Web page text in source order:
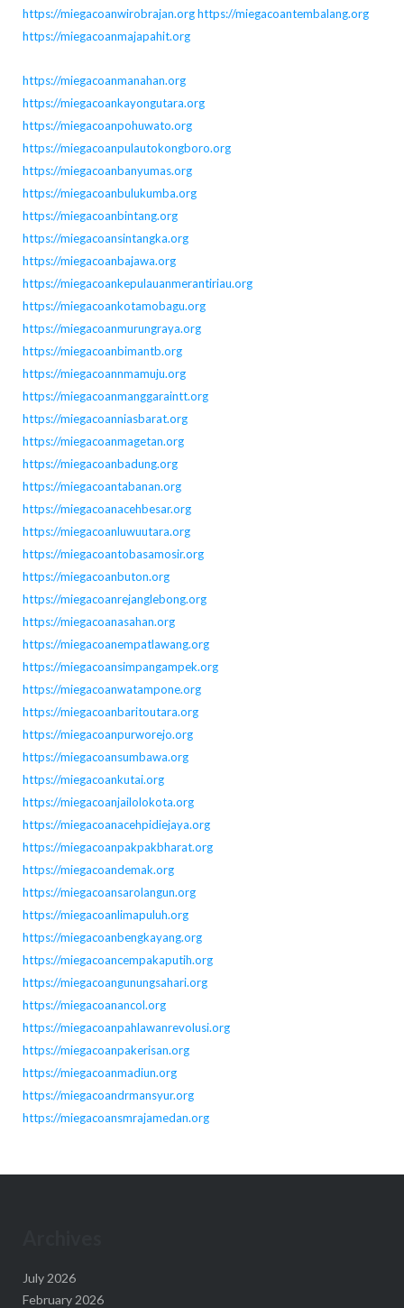
https://miegacoanwirobrajan.orghttps://miegacoantembalang.org
https://miegacoanmajapahit.org
https://miegacoanmanahan.org
https://miegacoankayongutara.org
https://miegacoanpohuwato.org
https://miegacoanpulautokongboro.org
https://miegacoanbanyumas.org
https://miegacoanbulukumba.org
https://miegacoanbintang.org
https://miegacoansintangka.org
https://miegacoanbajawa.org
https://miegacoankepulauanmerantiriau.org
https://miegacoankotamobagu.org
https://miegacoanmurungraya.org
https://miegacoanbimantb.org
https://miegacoannmamuju.org
https://miegacoanmanggaraintt.org
https://miegacoanniasbarat.org
https://miegacoanmagetan.org
https://miegacoanbadung.org
https://miegacoantabanan.org
https://miegacoanacehbesar.org
https://miegacoanluwuutara.org
https://miegacoantobasamosir.org
https://miegacoanbuton.org
https://miegacoanrejanglebong.org
https://miegacoanasahan.org
https://miegacoanempatlawang.org
https://miegacoansimpangampek.org
https://miegacoanwatampone.org
https://miegacoanbaritoutara.org
https://miegacoanpurworejo.org
https://miegacoansumbawa.org
https://miegacoankutai.org
https://miegacoanjailolokota.org
https://miegacoanacehpidiejaya.org
https://miegacoanpakpakbharat.org
https://miegacoandemak.org
https://miegacoansarolangun.org
https://miegacoanlimapuluh.org
https://miegacoanbengkayang.org
https://miegacoancempakaputih.org
https://miegacoangunungsahari.org
https://miegacoanancol.org
https://miegacoanpahlawanrevolusi.org
https://miegacoanpakerisan.org
https://miegacoanmadiun.org
https://miegacoandrmansyur.org
https://miegacoansmrajamedan.org
July 2026
February 2026